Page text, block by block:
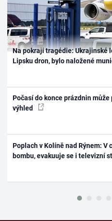
Na pokraji tragédie: Ukrajinské
Lipsku dron, bylo naložené
Počasí do konce prázdnin
výhled
Poplach v Kolíně nad Rýnem: V
bombu, evakuuje se i televizní